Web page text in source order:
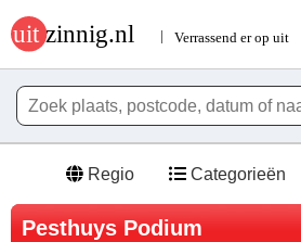
Regio Categorieën
Pesthuys Podium